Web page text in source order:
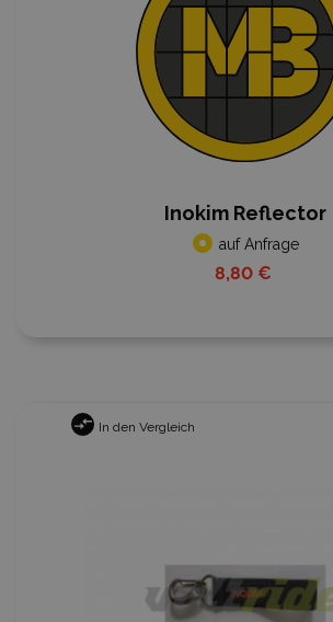
Inokim Reflector
auf Anfrage
8,80 €
In den Vergleich